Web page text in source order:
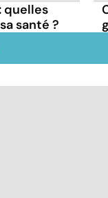
quelles
santé ?